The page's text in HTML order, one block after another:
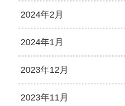
2024年2月
2024年1月
2023年12月
2023年11月